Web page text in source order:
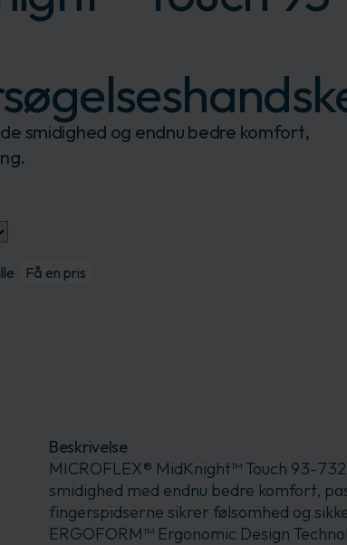
smidighed og endnu bedre komfort,
Få en pris
Beskrivelse
MICROFLEX® MidKnight™ Touch 93-
smidighed med endnu bedre komfort,
fingerspidserne sikrer følsomhed og
ERGOFORM™ Ergonomic Design